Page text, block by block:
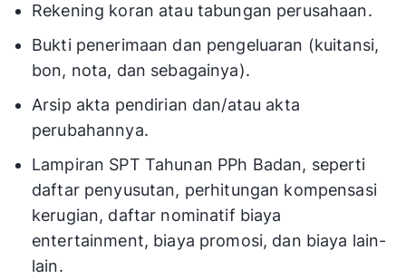
Rekening koran atau tabungan perusahaan.
Bukti penerimaan dan pengeluaran (kuitansi,
bon, nota, dan sebagainya).
Arsip akta pendirian dan/atau akta
perubahannya.
Lampiran SPT Tahunan PPh Badan, seperti
daftar penyusutan, perhitungan kompensasi
kerugian, daftar nominatif biaya
entertainment, biaya promosi, dan biaya lain-
lain.